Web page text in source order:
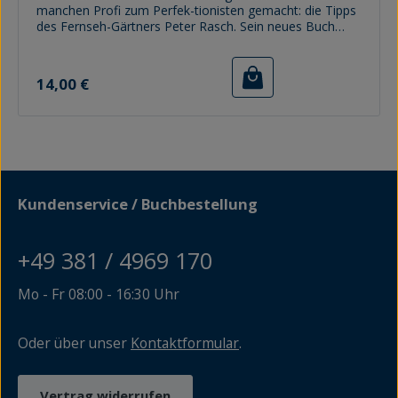
manchen Profi zum Perfek-tionisten gemacht: die Tipps
des Fernseh-Gärtners Peter Rasch. Sein neues Buch
oder in den Garten nehmen. Die AutorenPeter Rasch,
Gärtner in 5. Generation, gründete 1994 seinen ersten
eigenen Betrieb. 1999 wurde die Gärtnerei Rasch in
14,00 €
Kundenservice / Buchbestellung
+49 381 / 4969 170
Mo - Fr 08:00 - 16:30 Uhr
Oder über unser Kontaktformular.